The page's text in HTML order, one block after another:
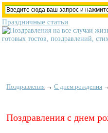
Праздничные статьи
Поздравления →С днем рождения
Поздравления с днем